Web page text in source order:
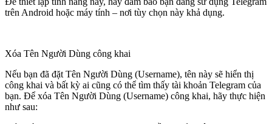
trên Android hoặc máy tính – nơi tùy chọn này khả dụng.
Xóa Tên Người Dùng công khai
Nếu bạn đã đặt Tên Người Dùng (Username), tên này sẽ hiển thị
công khai và bất kỳ ai cũng có thể tìm thấy tài khoản Telegram của
bạn. Để xóa Tên Người Dùng (Username) công khai, hãy thực hiện
như sau: